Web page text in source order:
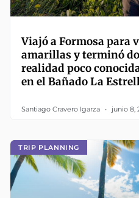
Viajó a Formosa para
amarillas y terminó
realidad poco
en el Bañado La
Santiago Cravero Igarza junio 8,
TRIP PLANNING